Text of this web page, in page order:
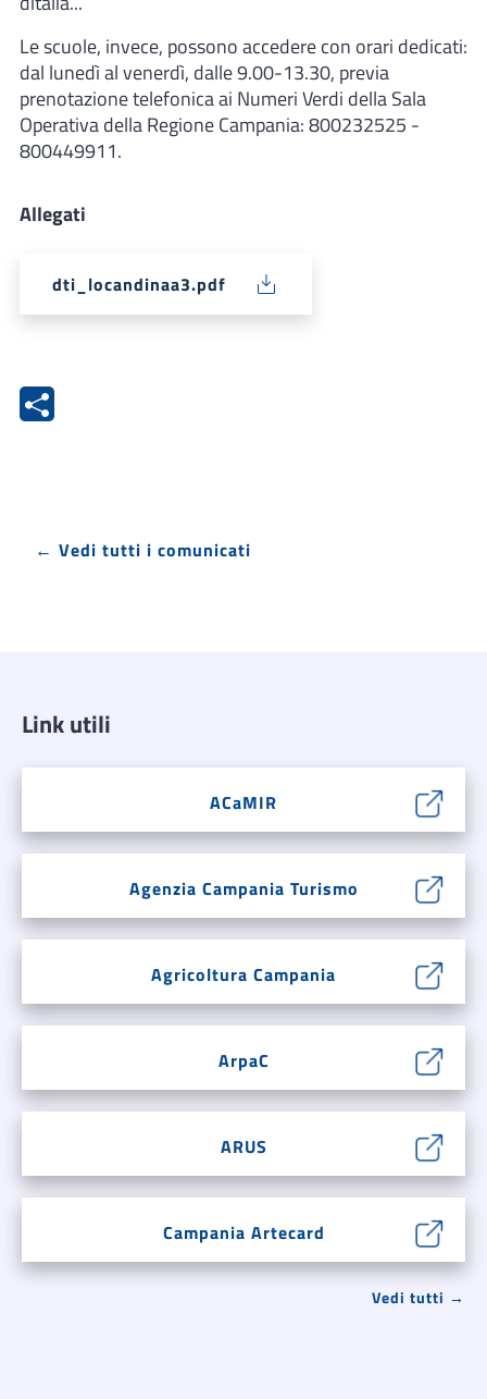
Le scuole, invece, possono accedere con orari dedicati:
dal lunedì al venerdì, dalle 9.00-13.30, previa
prenotazione telefonica ai Numeri Verdi della Sala
Operativa della Regione Campania: 800232525 -
800449911.
Allegati
dti_locandinaa3.pdf
← Vedi tutti i comunicati
Link utili
ACaMIR
Agenzia Campania Turismo
Agricoltura Campania
ArpaC
ARUS
Campania Artecard
Vedi tutti →